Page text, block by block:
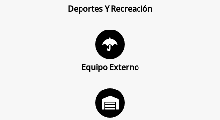
Deportes Y Recreación
Equipo Externo